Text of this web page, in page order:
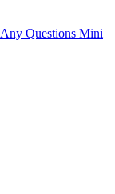
Any Questions Mini